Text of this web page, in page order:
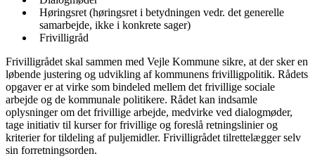
Høringsret (høringsret i betydningen vedr. det generelle
samarbejde, ikke i konkrete sager)
Frivilligråd
Frivilligrådet skal sammen med Vejle Kommune sikre, at der sker en
løbende justering og udvikling af kommunens frivilligpolitik. Rådets
opgaver er at virke som bindeled mellem det frivillige sociale
arbejde og de kommunale politikere. Rådet kan indsamle
oplysninger om det frivillige arbejde, medvirke ved dialogmøder,
tage initiativ til kurser for frivillige og foreslå retningslinier og
kriterier for tildeling af puljemidler. Frivilligrådet tilrettelægger selv
sin forretningsorden.